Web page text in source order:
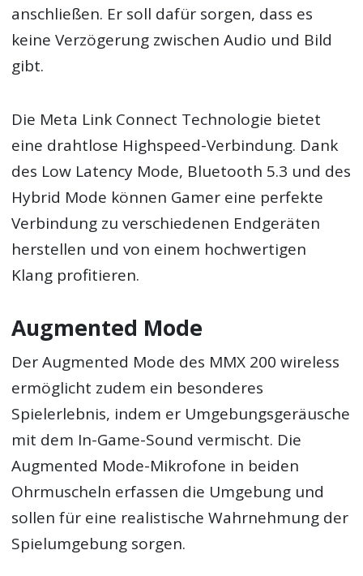
anschließen. Er soll dafür sorgen, dass es
keine Verzögerung zwischen Audio und Bild
gibt.
Die Meta Link Connect Technologie bietet
eine drahtlose Highspeed-Verbindung. Dank
des Low Latency Mode, Bluetooth 5.3 und des
Hybrid Mode können Gamer eine perfekte
Verbindung zu verschiedenen Endgeräten
herstellen und von einem hochwertigen
Klang profitieren.
Augmented Mode
Der Augmented Mode des MMX 200 wireless
ermöglicht zudem ein besonderes
Spielerlebnis, indem er Umgebungsgeräusche
mit dem In-Game-Sound vermischt. Die
Augmented Mode-Mikrofone in beiden
Ohrmuscheln erfassen die Umgebung und
sollen für eine realistische Wahrnehmung der
Spielumgebung sorgen.